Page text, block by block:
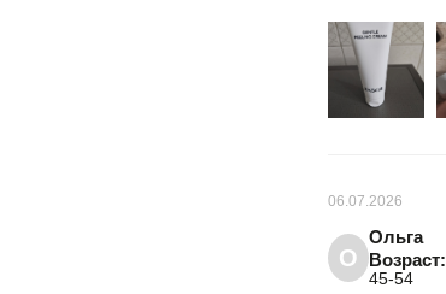
06.07.2026
О
Ольга
Возраст:
45-54